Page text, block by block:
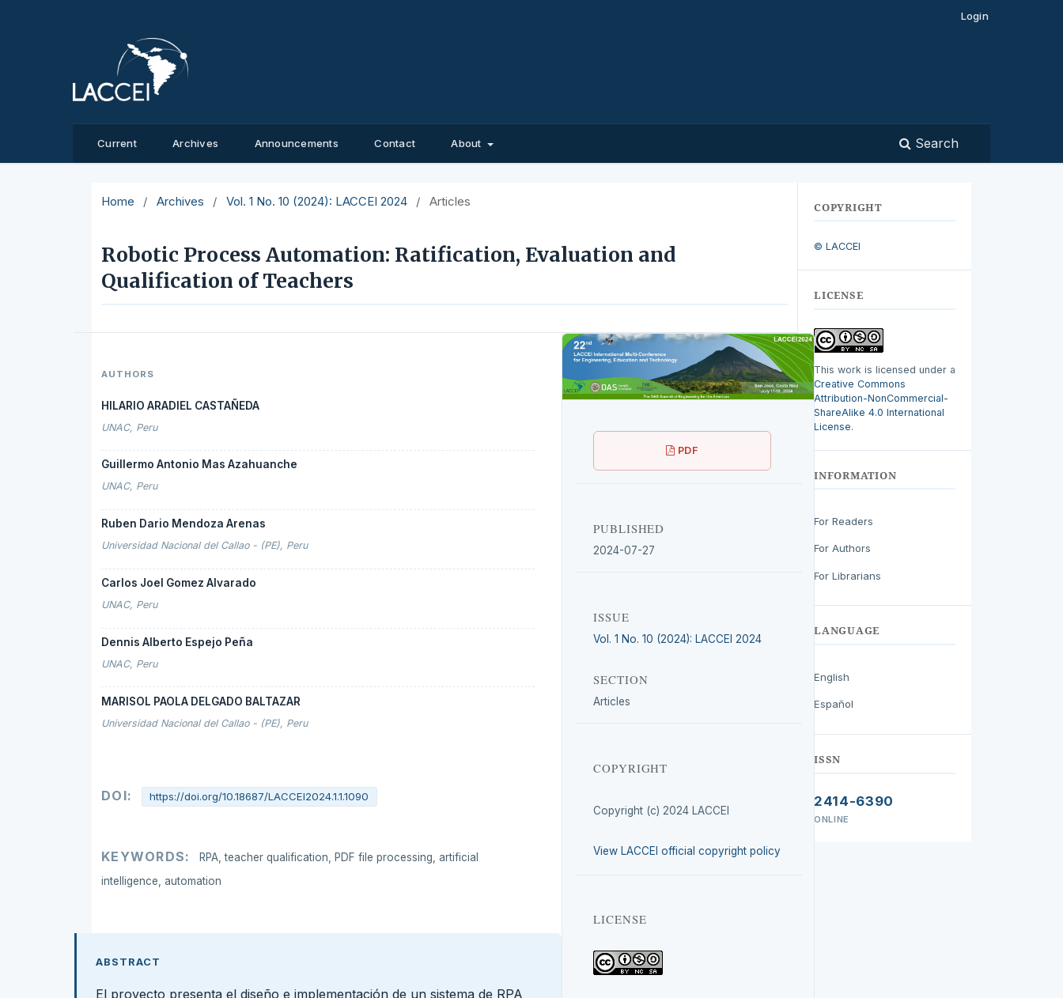
Current Archives Announcements Contact About Search
Login
Home / Archives / Vol. 1 No. 10 (2024): LACCEI 2024 / Articles
Robotic Process Automation: Ratification, Evaluation and
Qualification of Teachers
AUTHORS
HILARIO ARADIEL CASTAÑEDA
UNAC, Peru
Guillermo Antonio Mas Azahuanche
UNAC, Peru
Ruben Dario Mendoza Arenas
Universidad Nacional del Callao - (PE), Peru
Carlos Joel Gomez Alvarado
UNAC, Peru
Dennis Alberto Espejo Peña
UNAC, Peru
MARISOL PAOLA DELGADO BALTAZAR
Universidad Nacional del Callao - (PE), Peru
DOI: https://doi.org/10.18687/LACCEI2024.1.1.1090
KEYWORDS:
RPA, teacher qualification, PDF file processing, artificial
intelligence, automation
ABSTRACT
El proyecto presenta el diseño e implementación de un sistema de RPA
PDF
PUBLISHED
2024-07-27
ISSUE
Vol. 1 No. 10 (2024): LACCEI 2024
SECTION
Articles
COPYRIGHT
Copyright (c) 2024 LACCEI
View LACCEI official copyright policy
LICENSE
COPYRIGHT
© LACCEI
LICENSE
This work is licensed under a
Creative Commons
Attribution-NonCommercial-
ShareAlike 4.0 International
License.
INFORMATION
For Readers
For Authors
For Librarians
LANGUAGE
English
Español
ISSN
2414-6390
ONLINE